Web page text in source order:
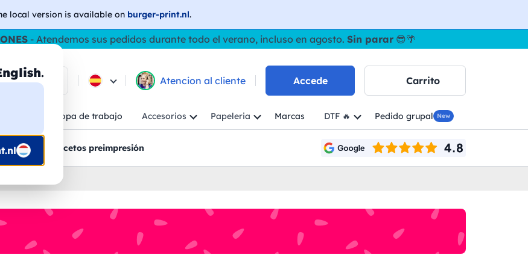
local version is available on burger-print.nl.
.
- Atendemos sus pedidos durante todo el verano, incluso en agosto. Sin parar😎🌴
productos Atencion al cliente Accede Carrito
Ropa de trabajo Accesorios Papeleria Marcas DTF 🔥 Pedido grupal New
al cliente Bocetos preimpresión